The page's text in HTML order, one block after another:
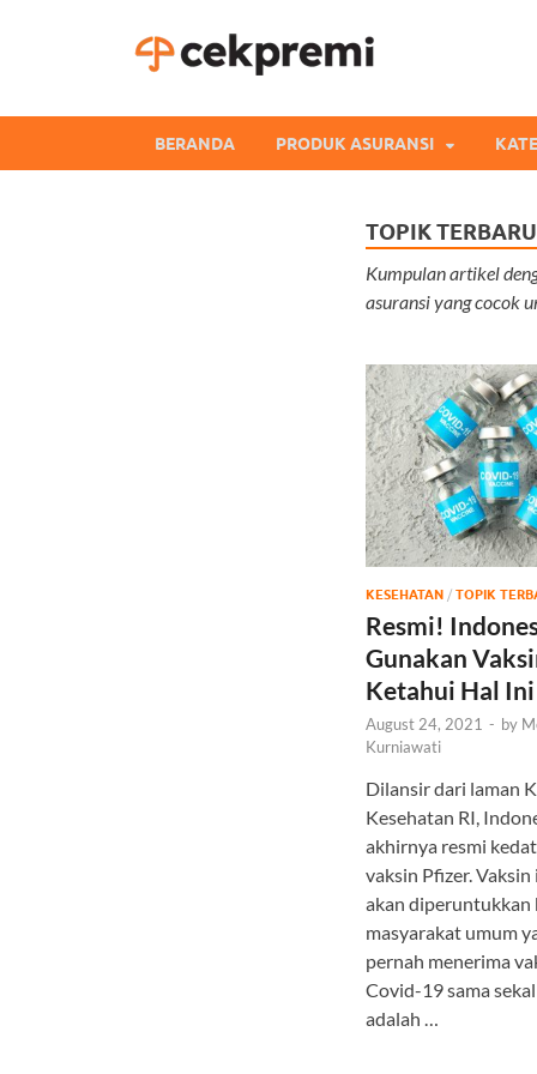
BERANDA PRODUK ASURANSI
TOPIK TERBARU
Kumpulan artikel
asuransi yang cocok
KESEHATAN/ TOPIK
Resmi!
Gunakan
Ketahui Hal Ini
August 24, 2021 - by
Kurniawati
Dilansir dari laman
Kesehatan RI,
akhirnya resmi
vaksin Pfizer.
akan diperuntukkan
masyarakat umum
pernah menerima
Covid-19 sama
adalah …